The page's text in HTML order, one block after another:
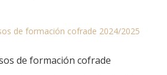
de formación cofrade